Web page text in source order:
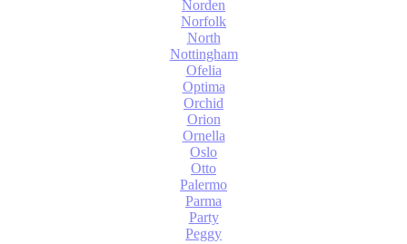
Norden
Norfolk
North
Nottingham
Ofelia
Optima
Orchid
Orion
Ornella
Oslo
Otto
Palermo
Parma
Party
Peggy